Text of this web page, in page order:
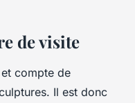
de visite
compte de
Il est donc